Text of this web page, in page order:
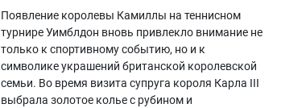
Появление королевы Камиллы на теннисном
турнире Уимблдон вновь привлекло внимание не
только к спортивному событию, но и к
символике украшений британской королевской
семьи. Во время визита супруга короля Карла III
выбрала золотое колье с рубином и